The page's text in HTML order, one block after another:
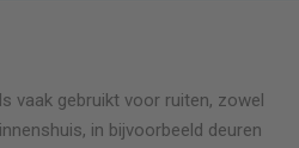
vaak gebruikt voor ruiten, zowel
in bijvoorbeeld deuren